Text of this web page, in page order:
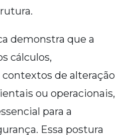
demonstra que a
cálculos,
de alteração
ou operacionais,
para a
Essa postura